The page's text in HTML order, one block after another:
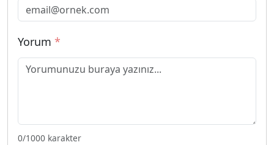
Yorum *
0/1000 karakter